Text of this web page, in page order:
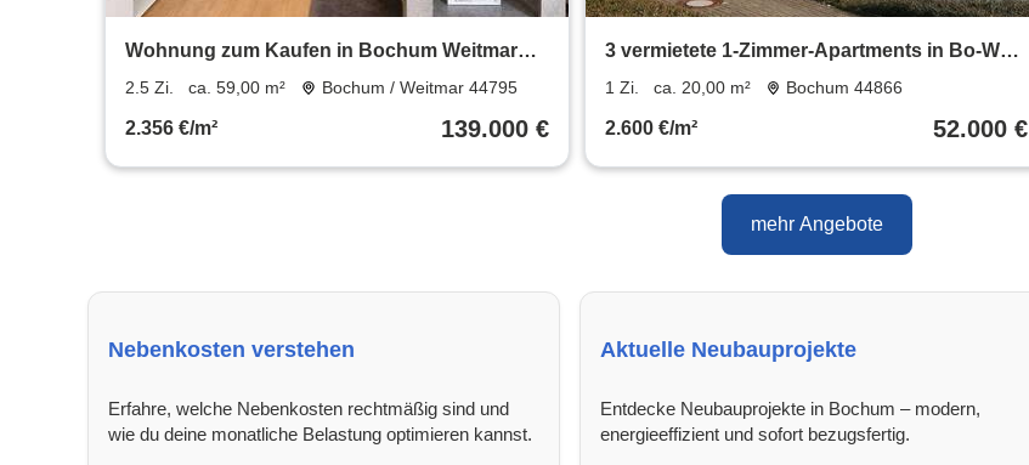
Wohnung zum Kaufen in Bochum Weitmar
139.000 € 59 m²
2.5 Zi. ca. 59,00 m² Bochum / Weitmar 44795
2.356 €/m² 139.000 €
3 vermietete 1-Zimmer-Apartments in Bo-Wat-
einzeln oder im Paket
1 Zi. ca. 20,00 m² Bochum 44866
2.600 €/m² 52.000 €
mehr Angebote
Nebenkosten verstehen
Erfahre, welche Nebenkosten rechtmäßig sind und
wie du deine monatliche Belastung optimieren kannst.
Aktuelle Neubauprojekte
Entdecke Neubauprojekte in Bochum – modern,
energieeffizient und sofort bezugsfertig.